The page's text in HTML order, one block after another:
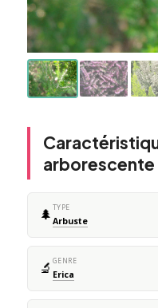
arborescente
🌲 TYPE
Arbuste
🔬 GENRE
Erica